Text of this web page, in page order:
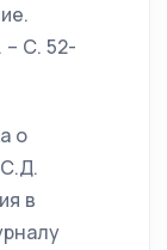
– С. 52-
о
в